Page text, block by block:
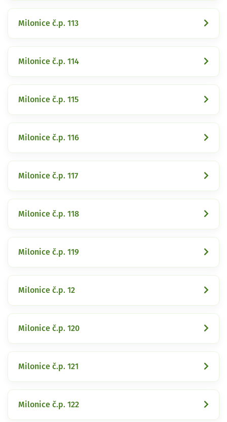
Milonice č.p. 113
Milonice č.p. 114
Milonice č.p. 115
Milonice č.p. 116
Milonice č.p. 117
Milonice č.p. 118
Milonice č.p. 119
Milonice č.p. 12
Milonice č.p. 120
Milonice č.p. 121
Milonice č.p. 122